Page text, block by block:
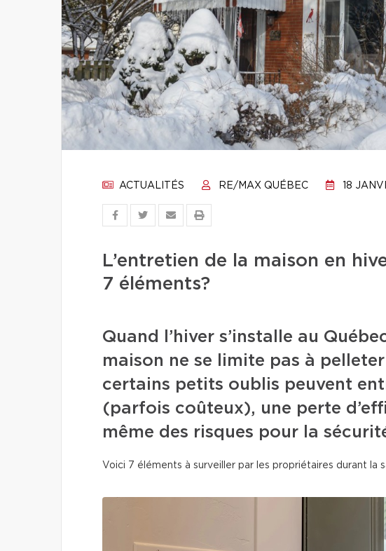
ACTUALITÉS RE/MAX QUÉBEC 18
L’entretien de la maison en
7 éléments?
Quand l’hiver s’installe au
maison ne se limite pas à pelleter
certains petits oublis peuvent
(parfois coûteux), une perte
même des risques pour la
Voici 7 éléments à surveiller par les propriétaires durant la